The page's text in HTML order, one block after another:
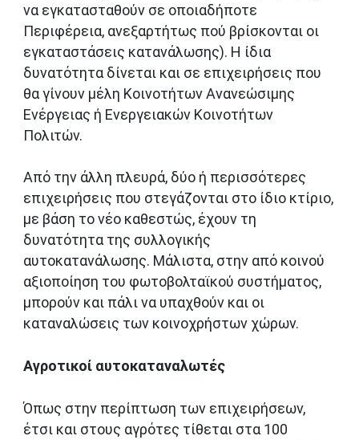
να εγκατασταθούν σε οποιαδήποτε
Περιφέρεια, ανεξαρτήτως πού βρίσκονται οι
εγκαταστάσεις κατανάλωσης). Η ίδια
δυνατότητα δίνεται και σε επιχειρήσεις που
θα γίνουν μέλη Κοινοτήτων Ανανεώσιμης
Ενέργειας ή Ενεργειακών Κοινοτήτων
Πολιτών.
Από την άλλη πλευρά, δύο ή περισσότερες
επιχειρήσεις που στεγάζονται στο ίδιο κτίριο,
με βάση το νέο καθεστώς, έχουν τη
δυνατότητα της συλλογικής
αυτοκατανάλωσης. Μάλιστα, στην από κοινού
αξιοποίηση του φωτοβολταϊκού συστήματος,
μπορούν και πάλι να υπαχθούν και οι
καταναλώσεις των κοινοχρήστων χώρων.
Αγροτικοί αυτοκαταναλωτές
Όπως στην περίπτωση των επιχειρήσεων,
έτσι και στους αγρότες τίθεται στα 100